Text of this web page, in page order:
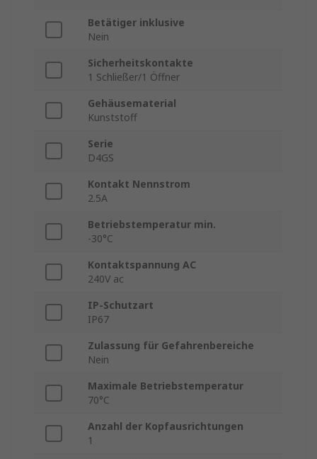
Betätiger inklusive
Nein
Sicherheitskontakte
1 Schließer/1 Öffner
Gehäusematerial
Kunststoff
Serie
D4GS
Kontakt Nennstrom
2.5A
Betriebstemperatur min.
-30°C
Kontaktspannung AC
240V ac
IP-Schutzart
IP67
Zulassung für Gefahrenbereiche
Nein
Maximale Betriebstemperatur
70°C
Anzahl der Kopfausrichtungen
1